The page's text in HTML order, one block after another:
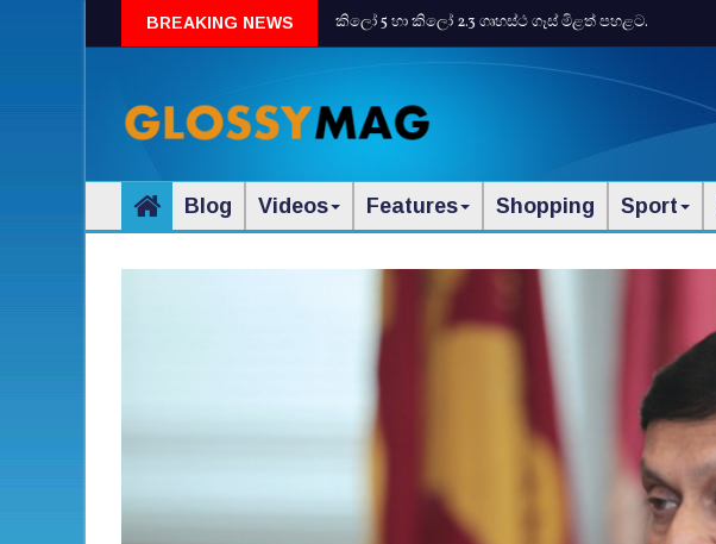
BREAKING NEWS කිලෝ 5 හා කිලෝ 2.3 ගෘහස්ථ ගෑස් මිළත් පහළට.
Blog Videos Features Shopping Sport